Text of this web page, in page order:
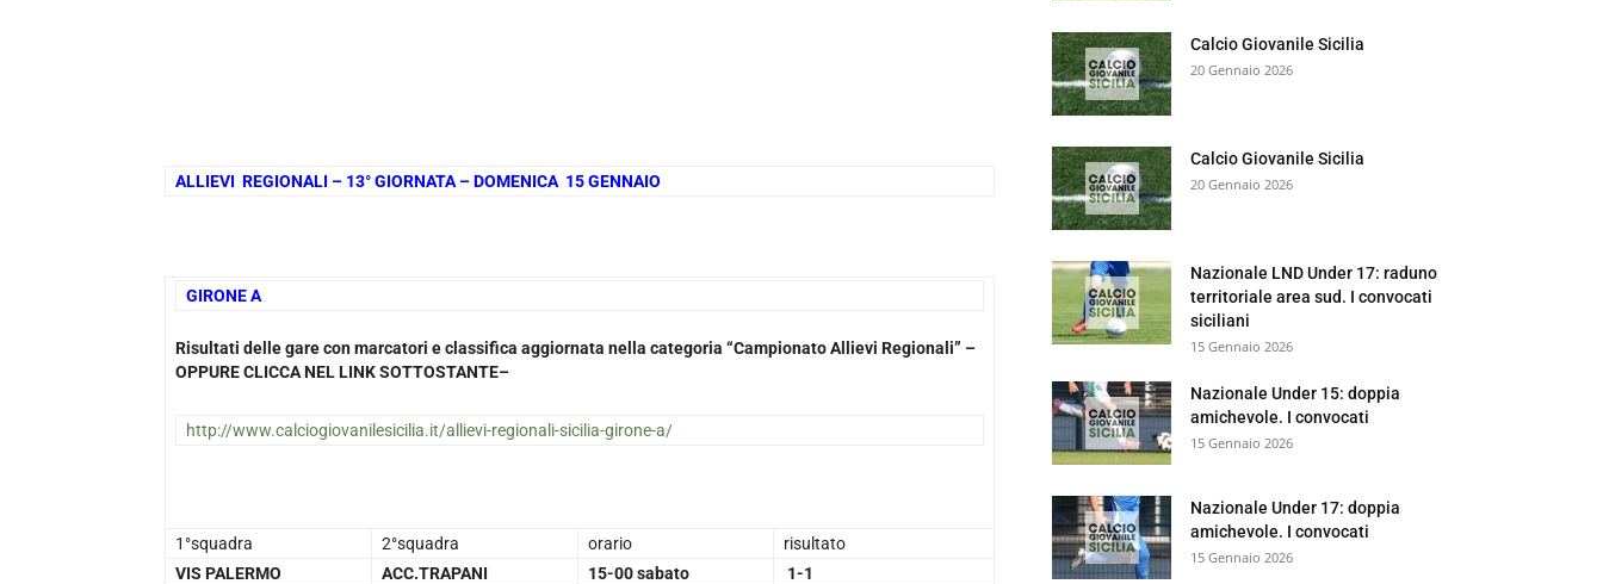
ALLIEVI REGIONALI – 13° GIORNATA – DOMENICA 15 GENNAIO
GIRONE A
Risultati delle gare con marcatori e classifica aggiornata nella categoria “Campionato Allievi Regionali” –
OPPURE CLICCA NEL LINK SOTTOSTANTE–
http://www.calciogiovanilesicilia.it/allievi-regionali-sicilia-girone-a/
1°squadra 2°squadra orario
risultato
VIS PALERMO
ACC.TRAPANI 15-00 sabato
1-1
Calcio Giovanile Sicilia
20 Gennaio 2026
Calcio Giovanile Sicilia
20 Gennaio 2026
Nazionale LND Under 17: raduno
territoriale area sud. I convocati
siciliani
15 Gennaio 2026
Nazionale Under 15: doppia
amichevole. I convocati
15 Gennaio 2026
Nazionale Under 17: doppia
amichevole. I convocati
15 Gennaio 2026